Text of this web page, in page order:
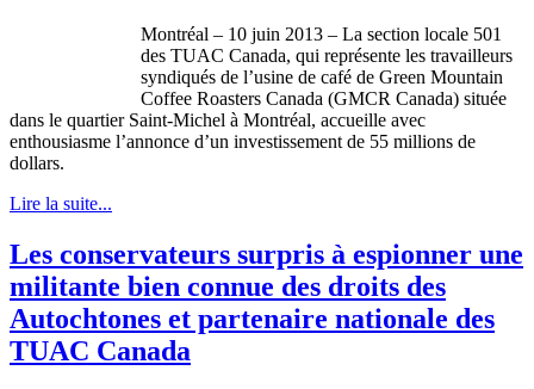
Montréal – 10 juin 2013 – La section locale 501
des TUAC Canada, qui représente les travailleurs
syndiqués de l’usine de café de Green Mountain
Coffee Roasters Canada (GMCR Canada) située
dans le quartier Saint-Michel à Montréal, accueille avec
enthousiasme l’annonce d’un investissement de 55 millions de
dollars.
Lire la suite...
Les conservateurs surpris à espionner une
militante bien connue des droits des
Autochtones et partenaire nationale des
TUAC Canada